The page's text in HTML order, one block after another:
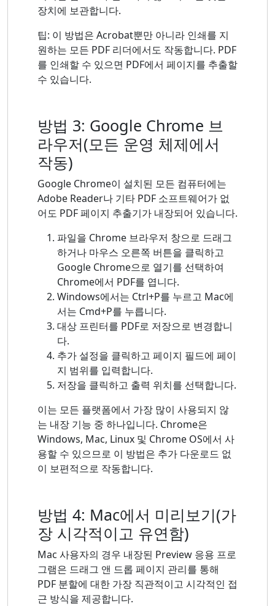
장치에 보관합니다.
팁: 이 방법은 Acrobat뿐만 아니라 인쇄를 지
원하는 모든 PDF 리더에서도 작동합니다. PDF
를 인쇄할 수 있으면 PDF에서 페이지를 추출할
수 있습니다.
방법 3: Google Chrome 브
라우저(모든 운영 체제에서
작동)
Google Chrome이 설치된 모든 컴퓨터에는
Adobe Reader나 기타 PDF 소프트웨어가 없
어도 PDF 페이지 추출기가 내장되어 있습니다.
파일을 Chrome 브라우저 창으로 드래그
하거나 마우스 오른쪽 버튼을 클릭하고
Google Chrome으로 열기를 선택하여
Chrome에서 PDF를 엽니다.
Windows에서는 Ctrl+P를 누르고 Mac에
서는 Cmd+P를 누릅니다.
대상 프린터를 PDF로 저장으로 변경합니
다.
추가 설정을 클릭하고 페이지 필드에 페이
지 범위를 입력합니다.
저장을 클릭하고 출력 위치를 선택합니다.
이는 모든 플랫폼에서 가장 많이 사용되지 않
는 내장 기능 중 하나입니다. Chrome은
Windows, Mac, Linux 및 Chrome OS에서 사
용할 수 있으므로 이 방법은 추가 다운로드 없
이 보편적으로 작동합니다.
방법 4: Mac에서 미리보기(가
장 시각적이고 유연함)
Mac 사용자의 경우 내장된 Preview 응용 프로
그램은 드래그 앤 드롭 페이지 관리를 통해
PDF 분할에 대한 가장 직관적이고 시각적인 접
근 방식을 제공합니다.